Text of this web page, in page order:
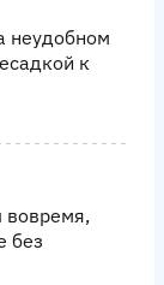
неудобном
к
вовремя,
без